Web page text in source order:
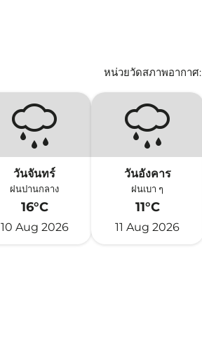
หน่วยวัดสภาพอากาศ:
วันจันทร์
ฝนปานกลาง
16°C
10 Aug 2026
วันอังคาร
ฝนเบา ๆ
11°C
11 Aug 2026